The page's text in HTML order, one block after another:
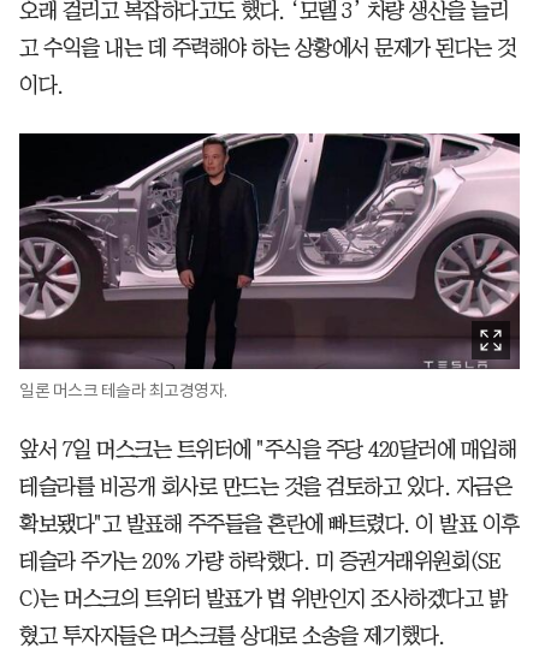
오래 걸리고 복잡하다고도 했다. ‘모델 3’ 차량 생산을 늘리
고 수익을 내는 데 주력해야 하는 상황에서 문제가 된다는 것
이다.
일론 머스크 테슬라 최고경영자.
앞서 7일 머스크는 트위터에 "주식을 주당 420달러에 매입해
테슬라를 비공개 회사로 만드는 것을 검토하고 있다. 자금은
확보됐다"고 발표해 주주들을 혼란에 빠트렸다. 이 발표 이후
테슬라 주가는 20% 가량 하락했다. 미 증권거래위원회(SE
C)는 머스크의 트위터 발표가 법 위반인지 조사하겠다고 밝
혔고 투자자들은 머스크를 상대로 소송을 제기했다.